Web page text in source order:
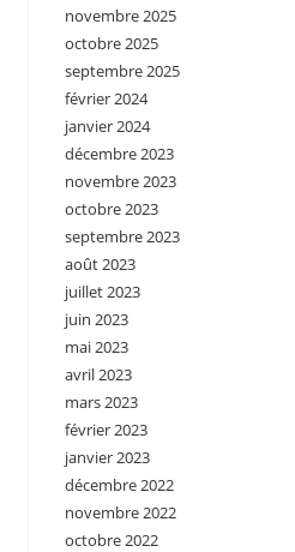
novembre 2025
octobre 2025
septembre 2025
février 2024
janvier 2024
décembre 2023
novembre 2023
octobre 2023
septembre 2023
août 2023
juillet 2023
juin 2023
mai 2023
avril 2023
mars 2023
février 2023
janvier 2023
décembre 2022
novembre 2022
octobre 2022